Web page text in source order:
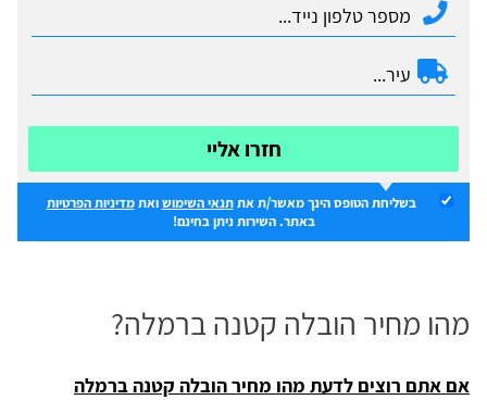
חזרו אליי
בשליחת הטופס הינך מאשר/ת אתתנאי השימושואתמדיניות הפרטיות
באתר. השירות ניתן בחינם!
מהו מחיר הובלה קטנה ברמלה?
אם אתם רוצים לדעת מהו מחיר הובלה קטנה ברמלה